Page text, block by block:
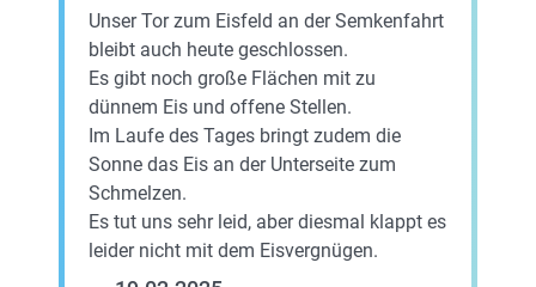
Unser Tor zum Eisfeld an der Semkenfahrt
bleibt auch heute geschlossen.
Es gibt noch große Flächen mit zu
dünnem Eis und offene Stellen.
Im Laufe des Tages bringt zudem die
Sonne das Eis an der Unterseite zum
Schmelzen.
Es tut uns sehr leid, aber diesmal klappt es
leider nicht mit dem Eisvergnügen.